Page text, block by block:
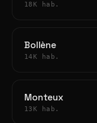
18K hab.
Bollène
14K hab.
Monteux
13K hab.